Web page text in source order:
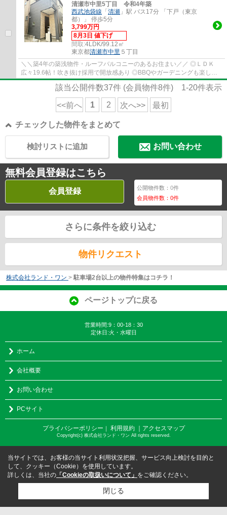
清瀬市中里5丁目 令和4年築
西武池袋線 「 清瀬 」駅 バス17分 「下戸（東京
都）」 停歩5分
3,799万円
8月3日 値下げ
間取:4LDK/99.12㎡
東京都清瀬市中里 ５丁目
＼＼築4年の築浅物件・ルーフバルコニーのあるお住まい／／ ◎ＬＤＫ
広々19.6帖！吹き抜け採用で開放感あり ◎BBQやガーデニングも楽しめ
る広々ルーフバルコニー ◎一部リフォーム済につ...
該当公開件数37件 (会員物件8件) 1-20件表示
<<前へ 1 2 次へ>> 最初
チェックした物件をまとめて
お問い合わせ
検討リストに追加
無料会員登録はこちら
会員登録 公開物件数：0件
会員物件数：0件
さらに条件を絞り込む
物件リクエスト
株式会社ランド・ワン > 駐車場2台以上の物件特集はコチラ！
ページトップに戻る
営業時間:9：00-18：30
定休日:火・水曜日
ホーム
会社概要
お問い合わせ
PCサイト
プライバシーポリシー 利用規約 ｜アクセスマップ
Copyright(c) 株式会社ランド・ワン All rights reserved.
当サイトでは、お客様の当サイト利用状況把握、サービス向上検討を目的と
して、クッキー（Cookie）を使用しています。
詳しくは、当社の 「Cookieの取扱いについて」 をご確認ください。
閉じる